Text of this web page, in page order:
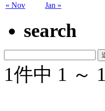
« Nov Jan »
search
1件中 1 ～ 1